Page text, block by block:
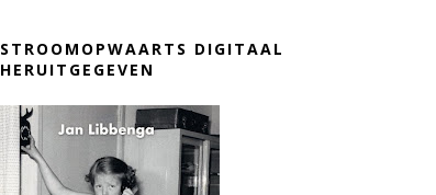
STROOMOPWAARTS DIGITAAL
HERUITGEGEVEN